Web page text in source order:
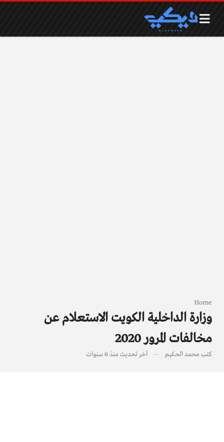
Home
وزارة الداخلية الكويت الاستعلام عن
مخالفات المرور 2020
كتب محمد الحكيم آخر تحديث منذ 6 سنوات